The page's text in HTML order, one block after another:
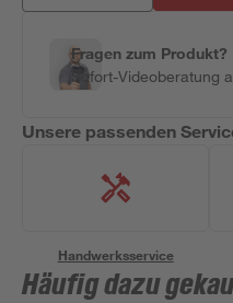
Fragen zum Produkt?
Sofort-Videoberatung
Unsere passenden
Handwerksservice
Häufig dazu